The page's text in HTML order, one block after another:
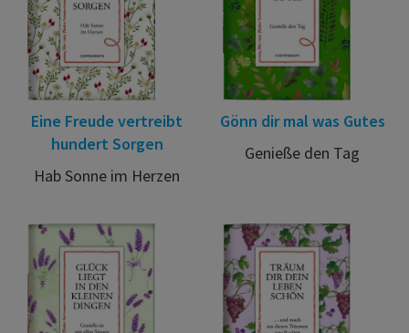
Eine Freude vertreibt
hundert Sorgen
Hab Sonne im Herzen
Gönn dir mal was Gutes
Genieße den Tag